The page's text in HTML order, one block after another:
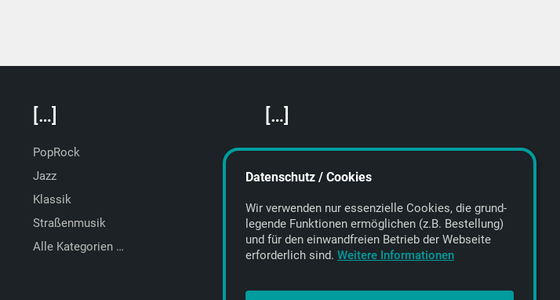
[…]
PopRock
Jazz
Klassik
Straßenmusik
Alle Kategorien …
[…]
Featured Artists
About getyourmusic
Datenschutz / Cookies
Wir verwenden nur essenzielle Cookies, die grund­
legende Funktionen ermöglichen (z.B. Bestellung)
und für den einwand­freien Betrieb der Webseite
erforderlich sind. Weitere Informationen